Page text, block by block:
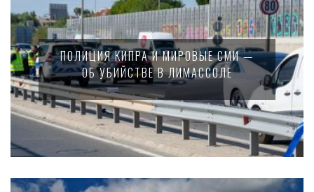
ПОЛИЦИЯ КИПРА И МИРОВЫЕ СМИ —
ОБ УБИЙСТВЕ В ЛИМАССОЛЕ